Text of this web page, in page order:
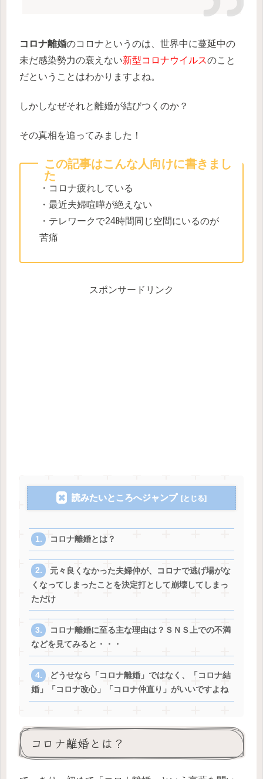
コロナ離婚のコロナというのは、世界中に蔓延中の
未だ感染勢力の衰えない新型コロナウイルスのこと
だということはわかりますよね。
しかしなぜそれと離婚が結びつくのか？
その真相を追ってみました！
この記事はこんな人向けに書きまし
た
・コロナ疲れしている
・最近夫婦喧嘩が絶えない
・テレワークで24時間同じ空間にいるのが
苦痛
スポンサードリンク
読みたいところへジャンプ
コロナ離婚とは？
元々良くなかった夫婦仲が、コロナで逃げ場がな
くなってしまったことを決定打として崩壊してしまっ
ただけ
コロナ離婚に至る主な理由は？ＳＮＳ上での不満
などを見てみると・・・
どうせなら「コロナ離婚」ではなく、「コロナ結
婚」「コロナ改心」「コロナ仲直り」がいいですよね
コロナ離婚とは？